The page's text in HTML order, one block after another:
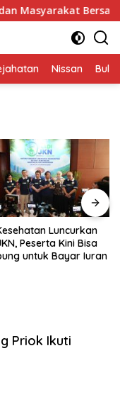
Bersatu
Nissan
Luncurkan
Peserta Kini Bisa
untuk Bayar Iuran
Priok Ikuti